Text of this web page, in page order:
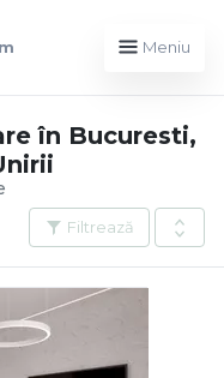
Meniu
în Bucuresti,
Filtrează